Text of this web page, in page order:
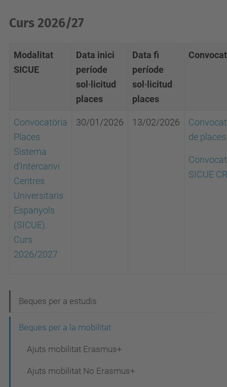
Curs 2026/27
Modalitat
SICUE
Data inici
període
sol·licitud
places
Data fi
període
sol·licitud
places
Convocatòria
Places
Sistema
d'Intercanvi
Centres
Universitaris
Espanyols
(SICUE).
Curs
2026/2027
30/01/2026 13/02/2026
de
SICUE
a
Beques per a estudis
Beques per a la mobilitat
Ajuts mobilitat Erasmus+
Ajuts mobilitat No Erasmus+